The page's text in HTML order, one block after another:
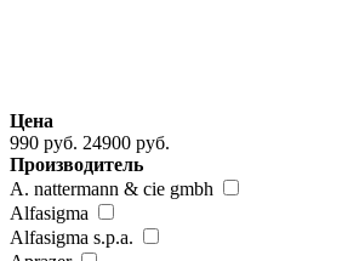
Цена
990 руб. 24900 руб.
Производитель
A. nattermann & cie gmbh
Alfasigma
Alfasigma s.p.a.